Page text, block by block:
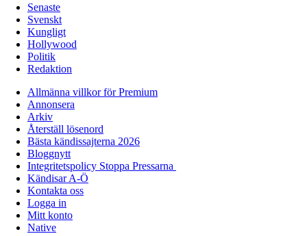
Senaste
Svenskt
Kungligt
Hollywood
Politik
Redaktion
Allmänna villkor för Premium
Annonsera
Arkiv
Återställ lösenord
Bästa kändissajterna 2026
Bloggnytt
Integritetspolicy Stoppa Pressarna
Kändisar A-Ö
Kontakta oss
Logga in
Mitt konto
Native